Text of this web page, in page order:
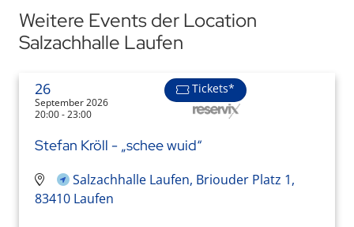
Weitere Events der Location
Salzachhalle Laufen
26
September 2026
20:00 - 23:00
Tickets*
Stefan Kröll - „schee wuid“
Salzachhalle Laufen, Briouder Platz 1,
83410 Laufen